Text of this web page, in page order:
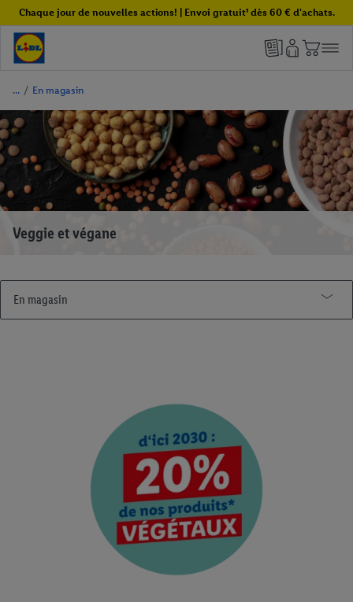
Chaque jour de nouvelles actions! | Envoi gratuit¹ dès 60 € d'achats.
/ En magasin
Veggie et végane
En magasin
Végétarien et vegan
Entretien et nettoyage